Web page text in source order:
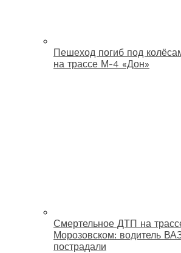
Пешеход погиб под
на трассе М-4 «Дон»
Смертельное ДТП на
Морозовском: водитель
пострадали